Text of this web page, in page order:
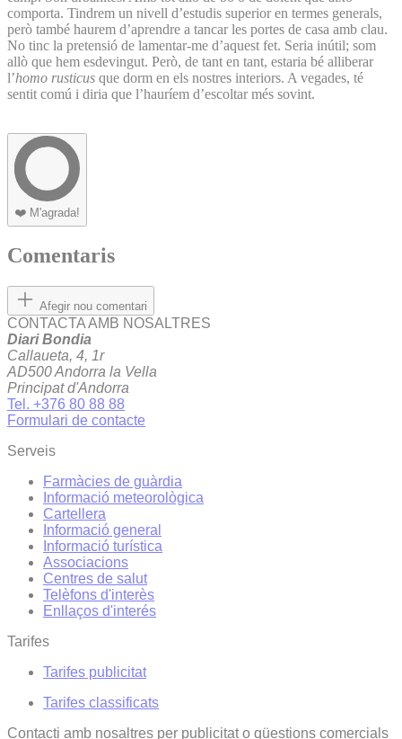
comporta. Tindrem un nivell d’estudis superior en termes generals,
però també haurem d’aprendre a tancar les portes de casa amb clau.
No tinc la pretensió de lamentar-me d’aquest fet. Seria inútil; som
allò que hem esdevingut. Però, de tant en tant, estaria bé alliberar
l’homo rusticus que dorm en els nostres interiors. A vegades, té
sentit comú i diria que l’hauríem d’escoltar més sovint.
❤️ M'agrada!
Comentaris
Afegir nou comentari
CONTACTA AMB NOSALTRES
Diari Bondia
Callaueta, 4, 1r
AD500 Andorra la Vella
Principat d'Andorra
Tel. +376 80 88 88
Formulari de contacte
Serveis
Farmàcies de guàrdia
Informació meteorològica
Cartellera
Informació general
Informació turística
Associacions
Centres de salut
Telèfons d'interès
Enllaços d'interés
Tarifes
Tarifes publicitat
Tarifes classificats
Contacti amb nosaltres per publicitat o qüestions comercials